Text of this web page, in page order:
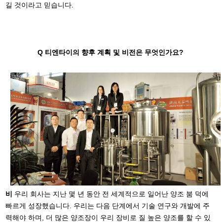
길 것이라고 믿습니다.
Q 티엔타이의 향후 계획 및 비전은 무엇인가요?
비
우리 회사는 지난 몇 년 동안 전 세계적으로 일어난 양조 붐 덕에
빠르게 성장했습니다. 우리는 다음 단계에서 기술 연구와 개발에 주
력해야 하며, 더 많은 양조장이 우리 장비로 질 높은 양조를 할 수 있